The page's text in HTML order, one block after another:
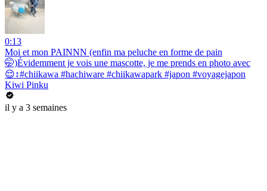
0:13
Moi et mon PAINNN (enfin ma peluche en forme de pain
🤭)Évidemment je vois une mascotte, je me prends en photo avec
😌↕️#chiikawa #hachiware #chiikawapark #japon #voyagejapon
Kiwi Pinku
il y a 3 semaines